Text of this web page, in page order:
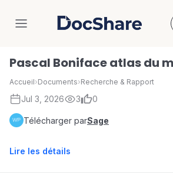
DocShare
Pascal Boniface atlas du
Accueil›Documents›Recherche & Rapport
Jul 3, 2026 3 0
Télécharger parSage
Lire les détails